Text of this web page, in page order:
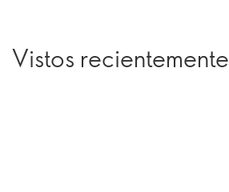
Vistos recientemente